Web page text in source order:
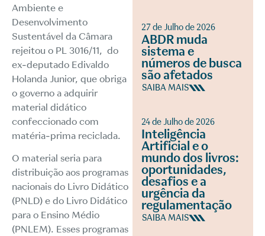
Ambiente e
Desenvolvimento
Sustentável da Câmara
rejeitou o PL 3016/11, do
ex-deputado Edivaldo
Holanda Junior, que obriga
o governo a adquirir
material didático
confeccionado com
matéria-prima reciclada.
O material seria para
distribuição aos programas
nacionais do Livro Didático
(PNLD) e do Livro Didático
para o Ensino Médio
(PNLEM). Esses programas
27 de Julho de 2026
ABDR muda
sistema e
números de busca
são afetados
SAIBA MAIS
24 de Julho de 2026
Inteligência
Artificial e o
mundo dos livros:
oportunidades,
desafios e a
urgência da
regulamentação
SAIBA MAIS